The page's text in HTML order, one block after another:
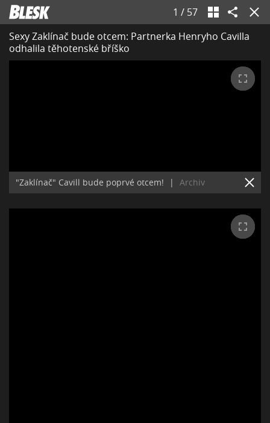
1 / 57
Sexy Zaklínač bude otcem: Partnerka Henryho Cavilla
odhalila těhotenské bříško
"Zaklínač" Cavill bude poprvé otcem! | Archiv